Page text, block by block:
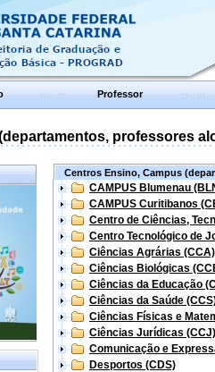
Professor
professores
Centros Ensino, Campus
CAMPUS Blumenau
CAMPUS Curitibanos
Centro de Ciências,
Centro Tecnológico de
Ciências Agrárias (CCA)
Ciências Biológicas
Ciências da Educação
Ciências da Saúde
Ciências Físicas e
Ciências Jurídicas (CCJ)
Comunicação e
Desportos (CDS)